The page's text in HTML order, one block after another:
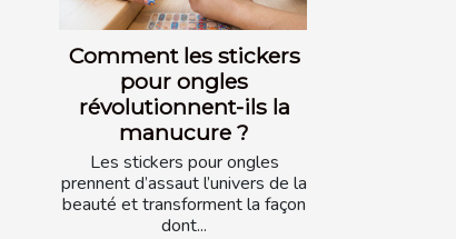
Comment les stickers
pour ongles
révolutionnent-ils la
manucure ?
Les stickers pour ongles
prennent d’assaut l’univers de la
beauté et transforment la façon
dont...